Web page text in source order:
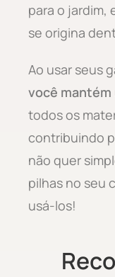
para o jardim,
se origina
Ao usar seus
você
todos os
contribuindo
não quer
pilhas no seu
usá-los!